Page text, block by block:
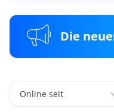
Die
Online seit